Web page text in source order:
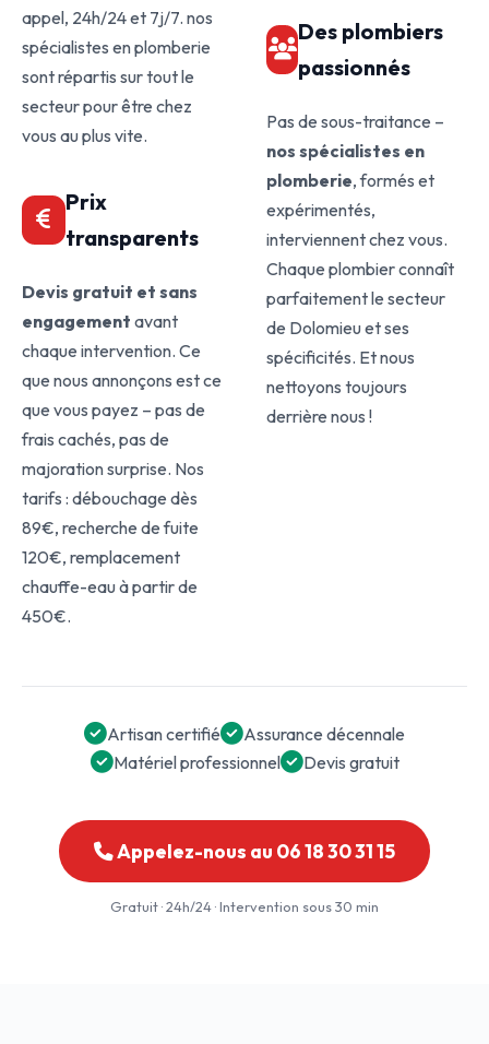
appel, 24h/24 et 7j/7. nos
spécialistes en plomberie
sont répartis sur tout le
secteur pour être chez
vous au plus vite.
Prix
transparents
Devis gratuit et sans
engagement avant
chaque intervention. Ce
que nous annonçons est ce
que vous payez – pas de
frais cachés, pas de
majoration surprise. Nos
tarifs : débouchage dès
89€, recherche de fuite
120€, remplacement
chauffe-eau à partir de
450€.
Des plombiers
passionnés
Pas de sous-traitance –
nos spécialistes en
plomberie, formés et
expérimentés,
interviennent chez vous.
Chaque plombier connaît
parfaitement le secteur
de Dolomieu et ses
spécificités. Et nous
nettoyons toujours
derrière nous !
Artisan certifié
Assurance décennale
Matériel professionnel
Devis gratuit
Appelez-nous au 06 18 30 31 15
Gratuit · 24h/24 · Intervention sous 30 min